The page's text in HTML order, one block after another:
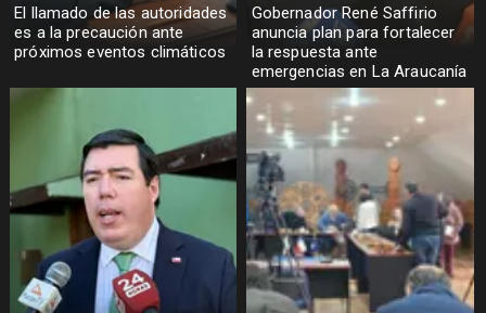
El llamado de las autoridades
es a la precaución ante
próximos eventos climáticos
Gobernador René Saffirio
anuncia plan para fortalecer
la respuesta ante
emergencias en La Araucanía